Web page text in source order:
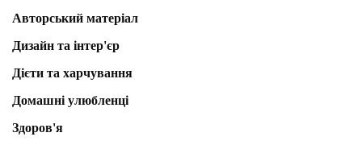
Авторський матеріал
Дизайн та інтер'єр
Дієти та харчування
Домашні улюбленці
Здоров'я